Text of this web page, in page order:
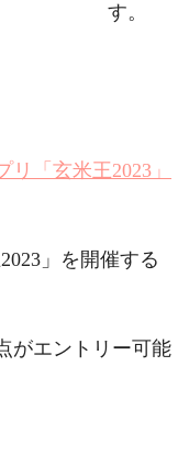
す。
「玄米王2023」
」を開催する
がエントリー可能